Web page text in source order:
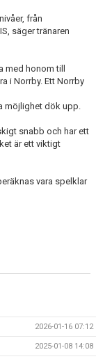
från
säger tränaren
med honom till
i Norrby. Ett Norrby
möjlighet dök upp.
snabb och har ett
är ett viktigt
vara spelklar
2026-01-16 07:12
2025-01-08 14:08